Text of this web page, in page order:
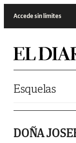
Accede sin límites
Esquelas
DOÑA